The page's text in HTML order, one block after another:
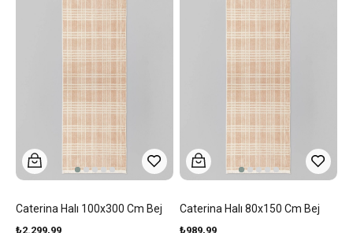
Caterina Halı 100x300 Cm Bej
₺2.299,99
Caterina Halı 80x150 Cm Bej
₺989,99